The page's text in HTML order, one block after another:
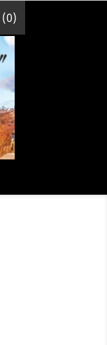
(0)